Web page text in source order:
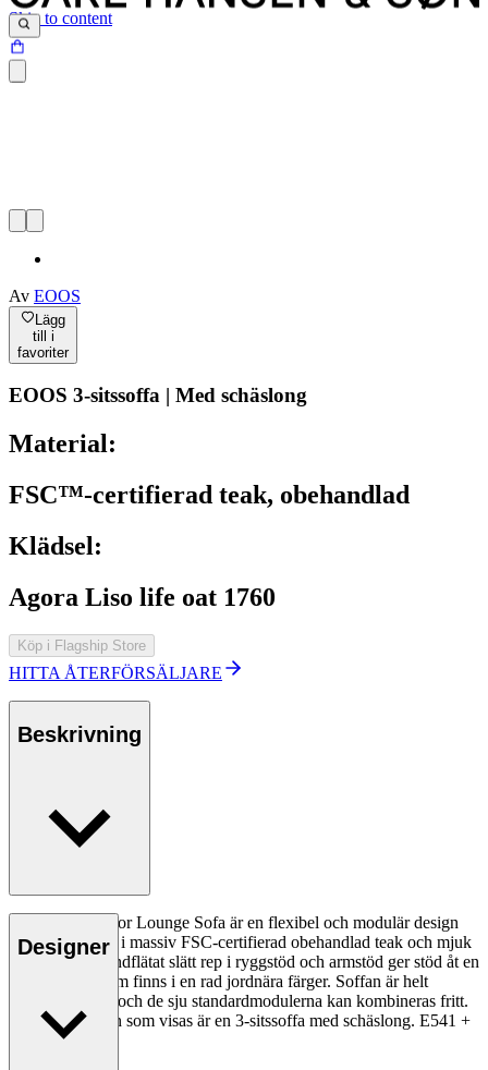
Skip to content
Av EOOS
Lägg
till i
favoriter
EOOS 3-sitssoffa | Med schäslong
Material:
FSC™-certifierad teak, obehandlad
Klädsel:
Agora Liso life oat 1760
Köp i Flagship Store
HITTA ÅTERFÖRSÄLJARE
Beskrivning
Embrace Outdoor Lounge Sofa är en flexibel och modulär design
med en stomme i massiv FSC-certifierad obehandlad teak och mjuk
klädsel. Tätt handflätat slätt rep i ryggstöd och armstöd ger stöd åt en
mjuk klädsel som finns i en rad jordnära färger. Soffan är helt
anpassningsbar och de sju standardmodulerna kan kombineras fritt.
Konfigurationen som visas är en 3-sitssoffa med schäslong. E541 +
Designer